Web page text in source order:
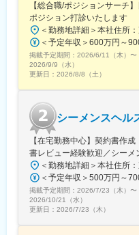
【総合職/ポジションサーチ
ポジション打診いたします
掲載予定期間： 2026/6/11（木） 〜
2026/9/9（水）
更新日： 2026/8/8（土）
シーメンスヘル
【在宅勤務中心】契約書作
書レビュー経験歓迎／シーメ
掲載予定期間： 2026/7/23（木） 〜
2026/10/21（水）
更新日： 2026/7/23（木）